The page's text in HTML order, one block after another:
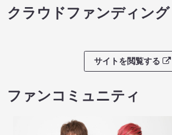
クラウドファンディング
サイトを閲覧する
ファンコミュニティ